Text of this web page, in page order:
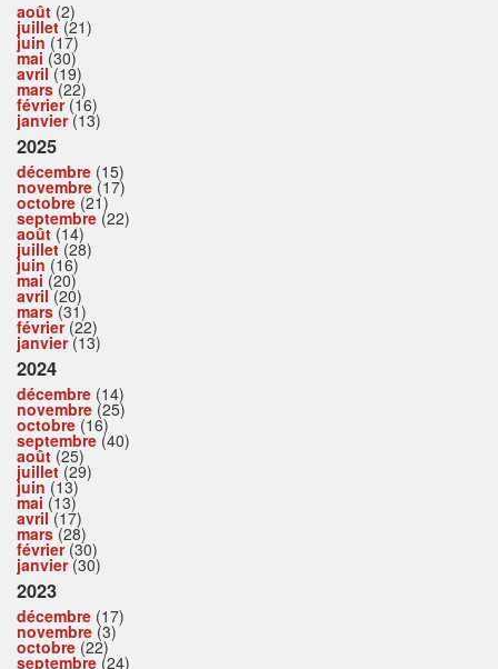
août (2)
juillet(21)
juin (17)
mai (30)
avril(19)
mars(22)
février(16)
janvier(13)
2025
décembre (15)
novembre (17)
octobre (21)
septembre (22)
août (14)
juillet(28)
juin (16)
mai (20)
avril(20)
mars(31)
février(22)
janvier(13)
2024
décembre (14)
novembre (25)
octobre (16)
septembre (40)
août (25)
juillet(29)
juin (13)
mai (13)
avril(17)
mars(28)
février(30)
janvier(30)
2023
décembre (17)
novembre (3)
octobre (22)
septembre (24)